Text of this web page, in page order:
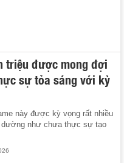
triệu được mong đợi
sự tỏa sáng với kỳ
này được kỳ vọng rất nhiều
dường như chưa thực sự tạo